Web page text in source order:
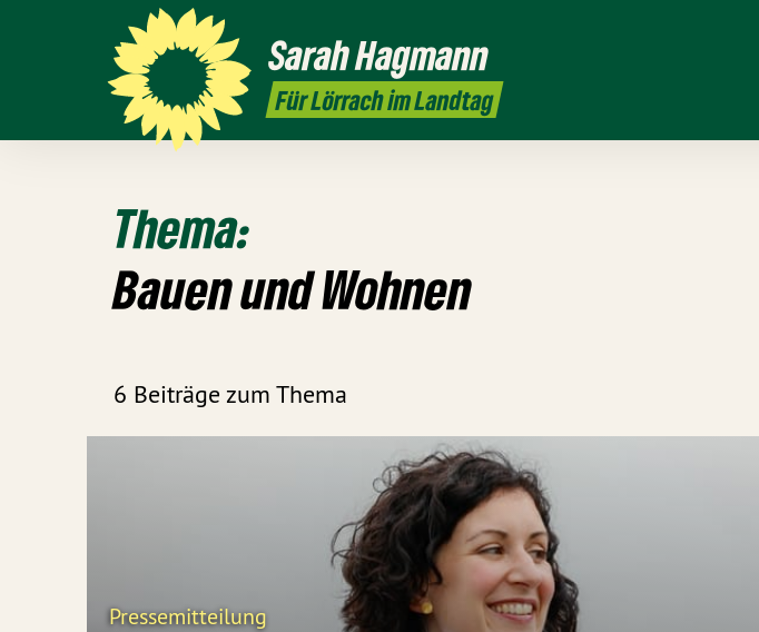
SarahHagmann
Für Lörrach im Landtag
Thema:
Bauen und Wohnen
6 Beiträge zum Thema
Pressemitteilung